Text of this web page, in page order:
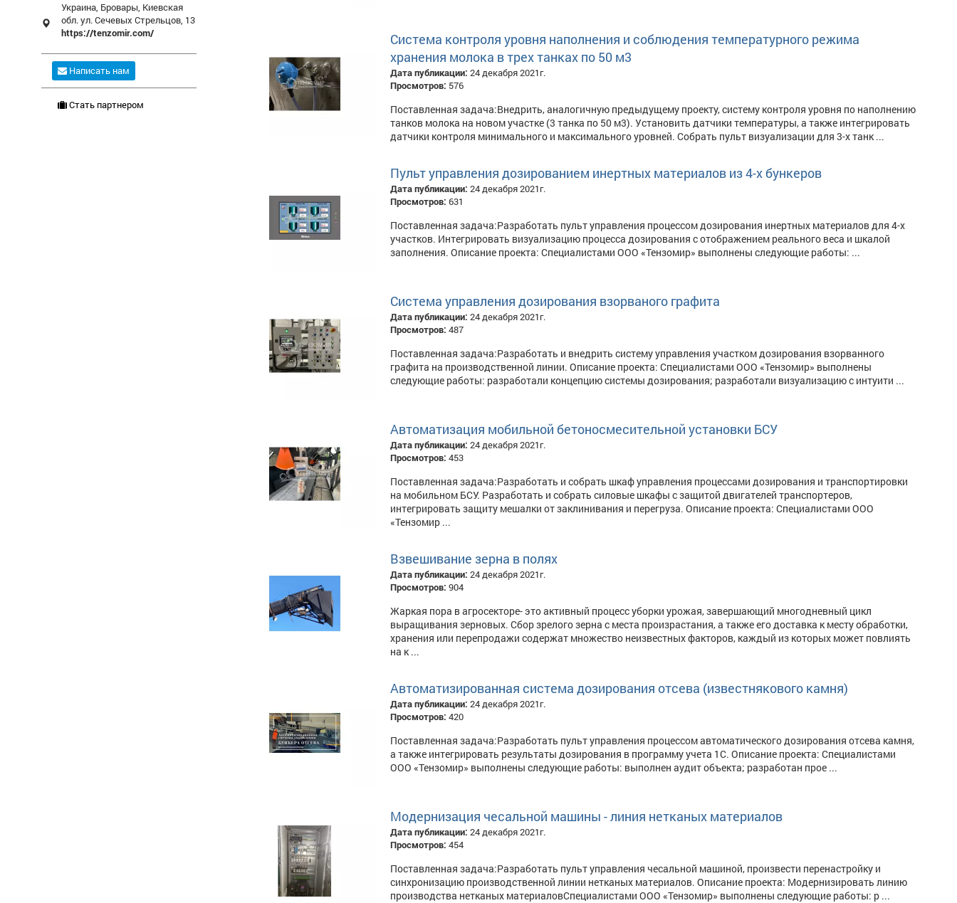
Система контроля уровня наполнения и соблюдения температурного режима
хранения молока в трех танках по 50 м3
Дата публикации: 24 декабря 2021г.
Просмотров: 576
Поставленная задача:Внедрить, аналогичную предыдущему проекту, систему контроля уровня по наполнению
танков молока на новом участке (3 танка по 50 м3). Установить датчики температуры, а также интегрировать
датчики контроля минимального и максимального уровней. Собрать пульт визуализации для 3-х танк ...
Пульт управления дозированием инертных материалов из 4-х бункеров
Дата публикации: 24 декабря 2021г.
Просмотров: 631
Поставленная задача:Разработать пульт управления процессом дозирования инертных материалов для 4-х
участков. Интегрировать визуализацию процесса дозирования с отображением реального веса и шкалой
заполнения. Описание проекта: Специалистами ООО «Тензомир» выполнены следующие работы: ...
Система управления дозирования взорваного графита
Дата публикации: 24 декабря 2021г.
Просмотров: 487
Поставленная задача:Разработать и внедрить систему управления участком дозирования взорванного
графита на производственной линии. Описание проекта: Специалистами ООО «Тензомир» выполнены
следующие работы: разработали концепцию системы дозирования; разработали визуализацию с интуити ...
Автоматизация мобильной бетоносмесительной установки БСУ
Дата публикации: 24 декабря 2021г.
Просмотров: 453
Поставленная задача:Разработать и собрать шкаф управления процессами дозирования и транспортировки
на мобильном БСУ. Разработать и собрать силовые шкафы с защитой двигателей транспортеров,
интегрировать защиту мешалки от заклинивания и перегруза. Описание проекта: Специалистами ООО
«Тензомир ...
Взвешивание зерна в полях
Дата публикации: 24 декабря 2021г.
Просмотров: 904
Жаркая пора в агросекторе- это активный процесс уборки урожая, завершающий многодневный цикл
выращивания зерновых. Сбор зрелого зерна с места произрастания, а также его доставка к месту обработки,
хранения или перепродажи содержат множество неизвестных факторов, каждый из которых может повлиять
на к ...
Автоматизированная система дозирования отсева (известнякового камня)
Дата публикации: 24 декабря 2021г.
Просмотров: 420
Поставленная задача:Разработать пульт управления процессом автоматического дозирования отсева камня,
а также интегрировать результаты дозирования в программу учета 1С. Описание проекта: Специалистами
ООО «Тензомир» выполнены следующие работы: выполнен аудит объекта; разработан прое ...
Модернизация чесальной машины - линия нетканых материалов
Дата публикации: 24 декабря 2021г.
Просмотров: 454
Поставленная задача:Разработать пульт управления чесальной машиной, произвести перенастройку и
синхронизацию производственной линии нетканых материалов. Описание проекта: Модернизировать линию
производства нетканых материаловСпециалистами ООО «Тензомир» выполнены следующие работы: р ...
Украина, Бровары, Киевская
обл.ул. Сечевых Стрельцов, 13
https://tenzomir.com/
Написать нам
Стать партнером